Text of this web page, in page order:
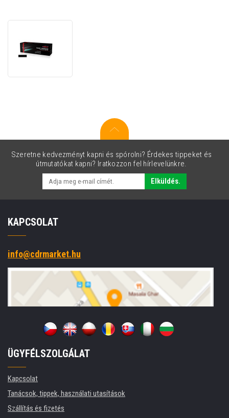
HP
Szeretne kedvezményt kapni és spórolni? Érdekes tippeket és
útmutatókat kapni? Iratkozzon fel hírlevelünkre.
Elküldés.
KAPCSOLAT
info@cdrmarket.hu
ÜGYFÉLSZOLGÁLAT
Kapcsolat
Tanácsok, tippek, használati utasítások
Szállítás és fizetés